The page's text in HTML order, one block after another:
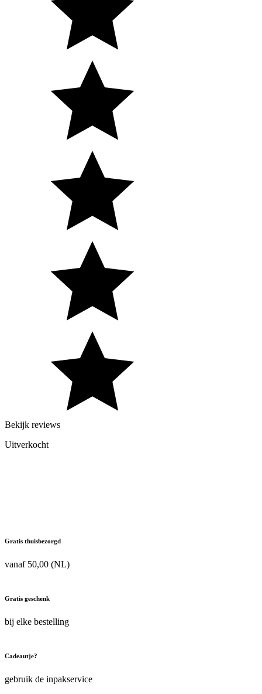
Bekijk reviews
Uitverkocht
Gratis thuisbezorgd
vanaf 50,00 (NL)
Gratis geschenk
bij elke bestelling
Cadeautje?
gebruik de inpakservice